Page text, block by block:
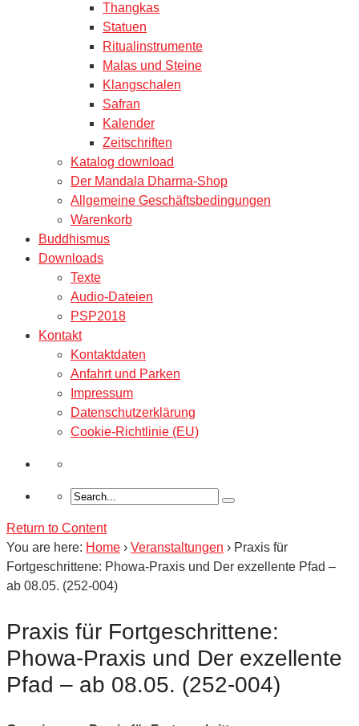
Thangkas
Statuen
Ritualinstrumente
Malas und Steine
Klangschalen
Safran
Kalender
Zeitschriften
Katalog download
Der Mandala Dharma-Shop
Allgemeine Geschäftsbedingungen
Warenkorb
Buddhismus
Downloads
Texte
Audio-Dateien
PSP2018
Kontakt
Kontaktdaten
Anfahrt und Parken
Impressum
Datenschutzerklärung
Cookie-Richtlinie (EU)
Return to Content
You are here: Home › Veranstaltungen › Praxis für
Fortgeschrittene: Phowa-Praxis und Der exzellente Pfad –
ab 08.05. (252-004)
Praxis für Fortgeschrittene:
Phowa-Praxis und Der exzellente
Pfad – ab 08.05. (252-004)